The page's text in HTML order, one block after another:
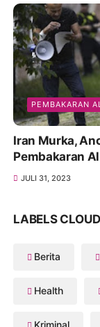
PEMBAKARAN
Iran Murka,
Pembakaran
JULI 31, 2023
LABELS CLOUD
Berita
Health
Kriminal